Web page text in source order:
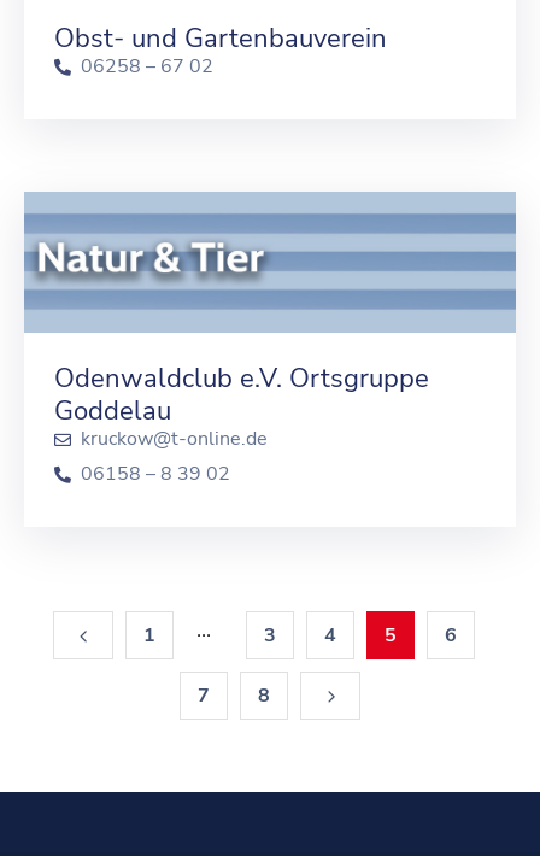
Obst- und Gartenbauverein
06258 – 67 02
Odenwaldclub e.V. Ortsgruppe
Goddelau
kruckow@t-online.de
06158 – 8 39 02
1 ... 3 4 5 6
7 8